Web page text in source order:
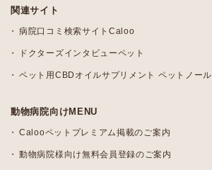
関連サイト
病院口コミ検索サイトCaloo
ドクターズインタビューペット
ペット用CBDオイルサプリメント ペットノール
動物病院向けMENU
Calooペットプレミアム掲載のご案内
動物病院様向け無料会員登録のご案内